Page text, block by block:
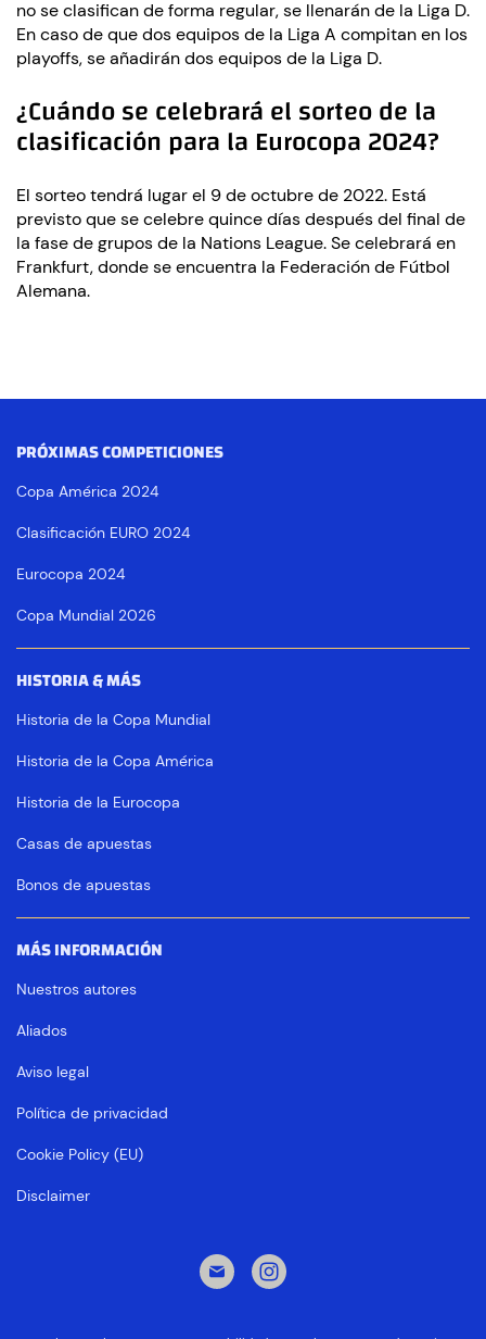
no se clasifican de forma regular, se llenarán de la Liga D.
En caso de que dos equipos de la Liga A compitan en los
playoffs, se añadirán dos equipos de la Liga D.
¿Cuándo se celebrará el sorteo de la
clasificación para la Eurocopa 2024?
El sorteo tendrá lugar el 9 de octubre de 2022. Está
previsto que se celebre quince días después del final de
la fase de grupos de la Nations League. Se celebrará en
Frankfurt, donde se encuentra la Federación de Fútbol
Alemana.
PRÓXIMAS COMPETICIONES
Copa América 2024
Clasificación EURO 2024
Eurocopa 2024
Copa Mundial 2026
HISTORIA & MÁS
Historia de la Copa Mundial
Historia de la Copa América
Historia de la Eurocopa
Casas de apuestas
Bonos de apuestas
MÁS INFORMACIÓN
Nuestros autores
Aliados
Aviso legal
Política de privacidad
Cookie Policy (EU)
Disclaimer